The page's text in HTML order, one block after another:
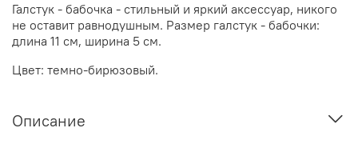
Галстук - бабочка - стильный и яркий аксессуар, никого
не оставит равнодушным. Размер галстук - бабочки:
длина 11 см, ширина 5 см.
Цвет: темно-бирюзовый.
Описание